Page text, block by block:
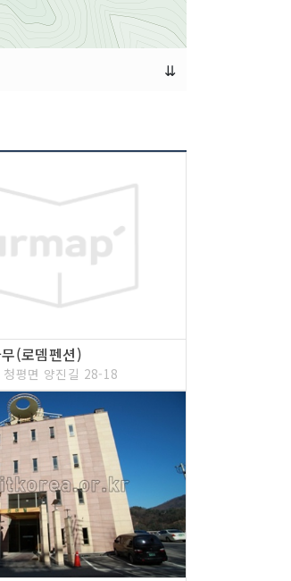
의 숲과 계곡에 위치한 올림
야유회, 수련회, 단체행사 및
어비계곡이 합쳐서 내려 오
앙에 큰 연못이 있고 주변
⇊
(로뎀펜션)
청평면 양진길 28-18